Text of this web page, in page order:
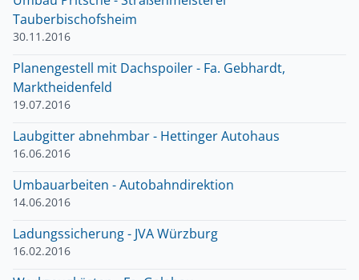
Tauberbischofsheim
30.11.2016
Planengestell mit Dachspoiler - Fa. Gebhardt,
Marktheidenfeld
19.07.2016
Laubgitter abnehmbar - Hettinger Autohaus
16.06.2016
Umbauarbeiten - Autobahndirektion
14.06.2016
Ladungssicherung - JVA Würzburg
16.02.2016